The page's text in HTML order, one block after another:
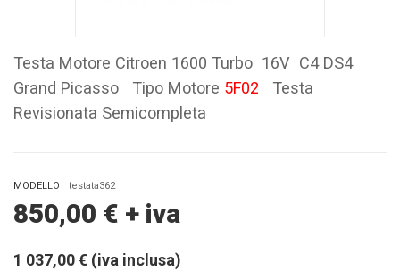
Testa Motore Citroen 1600 Turbo 16V C4 DS4
Grand Picasso Tipo Motore 5F02 Testa
Revisionata Semicompleta
MODELLO testata362
850,00 € + iva
1 037,00 € (iva inclusa)